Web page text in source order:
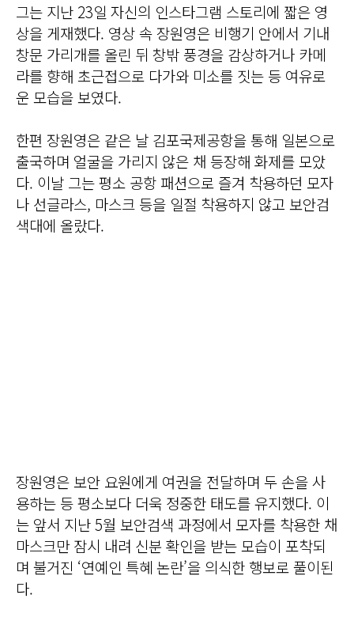
그는 지난 23일 자신의 인스타그램 스토리에 짧은 영
상을 게재했다. 영상 속 장원영은 비행기 안에서 기내
창문 가리개를 올린 뒤 창밖 풍경을 감상하거나 카메
라를 향해 초근접으로 다가와 미소를 짓는 등 여유로
운 모습을 보였다.
한편 장원영은 같은 날 김포국제공항을 통해 일본으로
출국하며 얼굴을 가리지 않은 채 등장해 화제를 모았
다. 이날 그는 평소 공항 패션으로 즐겨 착용하던 모자
나 선글라스, 마스크 등을 일절 착용하지 않고 보안검
색대에 올랐다.
장원영은 보안 요원에게 여권을 전달하며 두 손을 사
용하는 등 평소보다 더욱 정중한 태도를 유지했다. 이
는 앞서 지난 5월 보안검색 과정에서 모자를 착용한 채
마스크만 잠시 내려 신분 확인을 받는 모습이 포착되
며 불거진 ‘연예인 특혜 논란’을 의식한 행보로 풀이된
다.